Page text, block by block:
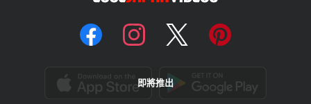
即將推出